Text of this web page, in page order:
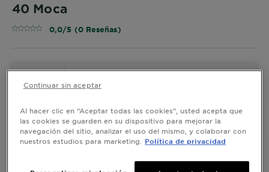
40 Moca
0,0/5 (0 Reseñas)
¡PRUÉBALO!
Ver Tonos Similares
Al hacer clic en “Aceptar todas las cookies”, usted acepta que
las cookies se guarden en su dispositivo para mejorar la
navegación del sitio, analizar el uso del mismo, y colaborar con
nuestros estudios para marketing.
Política de privacidad
Continuar sin aceptar